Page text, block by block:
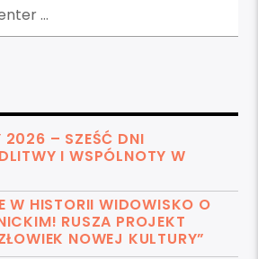
2026 – SZEŚĆ DNI
I WSPÓLNOTY W
W HISTORII WIDOWISKO O
RUSZA PROJEKT
NOWEJ KULTURY”